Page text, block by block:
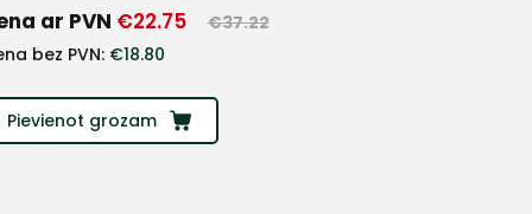
ar PVN €22.75 €37.22
bez PVN: €18.80
Pievienot grozam